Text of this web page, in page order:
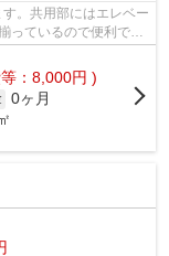
。共用部にはエレベー
っているので便利で
：8,000円 )
0ヶ月